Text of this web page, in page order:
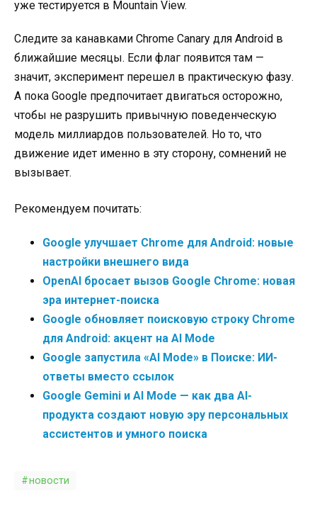
уже тестируется в Mountain View.
Следите за канавками Chrome Canary для Android в
ближайшие месяцы. Если флаг появится там —
значит, эксперимент перешел в практическую фазу.
А пока Google предпочитает двигаться осторожно,
чтобы не разрушить привычную поведенческую
модель миллиардов пользователей. Но то, что
движение идет именно в эту сторону, сомнений не
вызывает.
Рекомендуем почитать:
Google улучшает Chrome для Android: новые
настройки внешнего вида
OpenAI бросает вызов Google Chrome: новая
эра интернет-поиска
Google обновляет поисковую строку Chrome
для Android: акцент на AI Mode
Google запустила «AI Mode» в Поиске: ИИ-
ответы вместо ссылок
Google Gemini и AI Mode — как два AI-
продукта создают новую эру персональных
ассистентов и умного поиска
новости